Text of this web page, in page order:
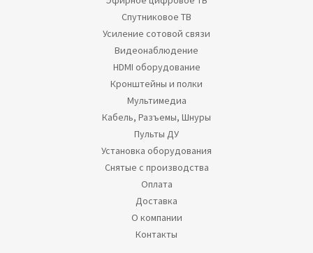
Спутниковое ТВ
Усиление сотовой связи
Видеонаблюдение
HDMI оборудование
Кронштейны и полки
Мультимедиа
Кабель, Разъемы, Шнуры
Пульты ДУ
Установка оборудования
Снятые с производства
Оплата
Доставка
О компании
Контакты